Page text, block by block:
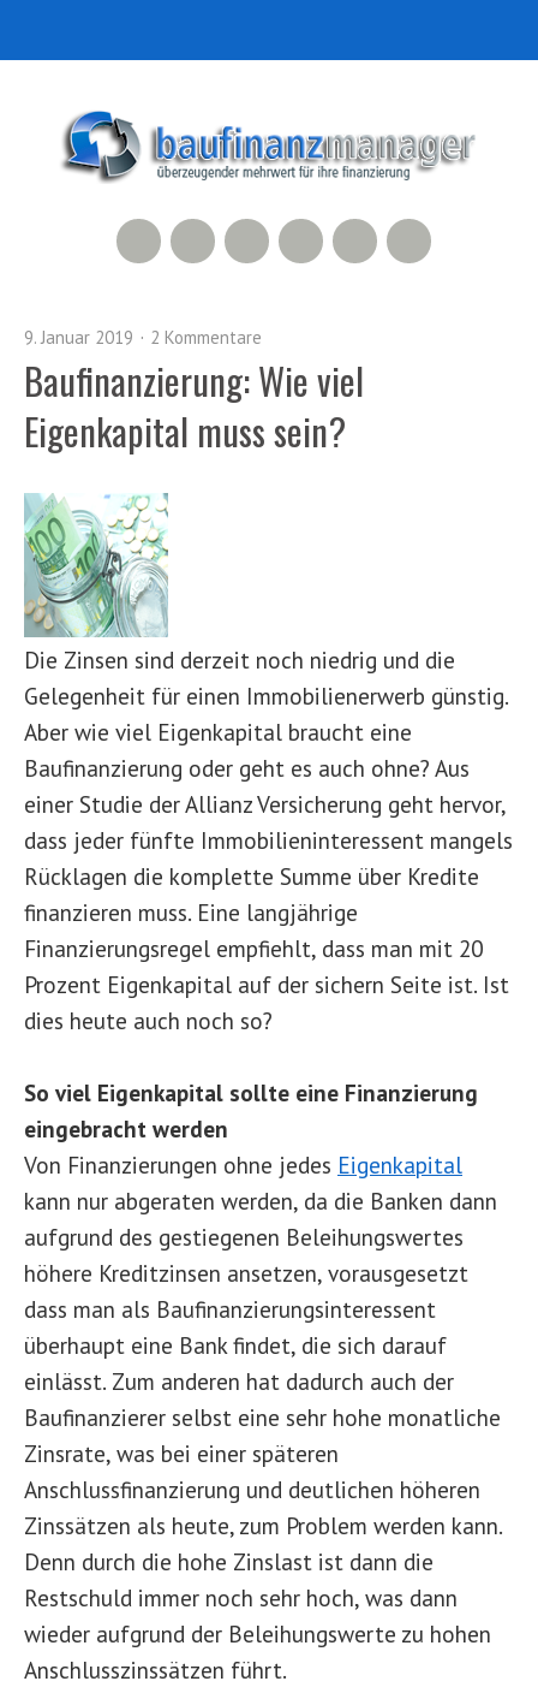
Facebook
500px
LinkedIn
Xing
RSS Feed
9. Januar 2019 2 Kommentare
Baufinanzierung: Wie viel
Eigenkapital muss sein?
Die Zinsen sind derzeit noch niedrig und die
Gelegenheit für einen Immobilienerwerb günstig.
Aber wie viel Eigenkapital braucht eine
Baufinanzierung oder geht es auch ohne? Aus
einer Studie der Allianz Versicherung geht hervor,
dass jeder fünfte Immobilieninteressent mangels
Rücklagen die komplette Summe über Kredite
finanzieren muss. Eine langjährige
Finanzierungsregel empfiehlt, dass man mit 20
Prozent Eigenkapital auf der sichern Seite ist. Ist
dies heute auch noch so?
So viel Eigenkapital sollte eine Finanzierung
eingebracht werden
Von Finanzierungen ohne jedes Eigenkapital
kann nur abgeraten werden, da die Banken dann
aufgrund des gestiegenen Beleihungswertes
höhere Kreditzinsen ansetzen, vorausgesetzt
dass man als Baufinanzierungsinteressent
überhaupt eine Bank findet, die sich darauf
einlässt. Zum anderen hat dadurch auch der
Baufinanzierer selbst eine sehr hohe monatliche
Zinsrate, was bei einer späteren
Anschlussfinanzierung und deutlichen höheren
Zinssätzen als heute, zum Problem werden kann.
Denn durch die hohe Zinslast ist dann die
Restschuld immer noch sehr hoch, was dann
wieder aufgrund der Beleihungswerte zu hohen
Anschlusszinssätzen führt.